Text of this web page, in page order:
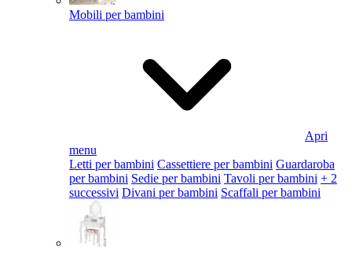
Mobili per bambini
Apri
menu
Letti per bambini Cassettiere per bambini Guardaroba
per bambini Sedie per bambini Tavoli per bambini + 2
successivi Divani per bambini Scaffali per bambini